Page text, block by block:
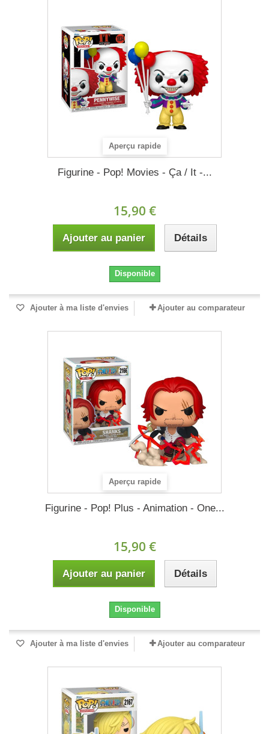
Aperçu rapide
Figurine - Pop! Movies - Ça / It -...
15,90 €
Ajouter au panier Détails
Disponible
Ajouter à ma liste d'envies Ajouter au comparateur
Aperçu rapide
Figurine - Pop! Plus - Animation - One...
15,90 €
Ajouter au panier Détails
Disponible
Ajouter à ma liste d'envies Ajouter au comparateur